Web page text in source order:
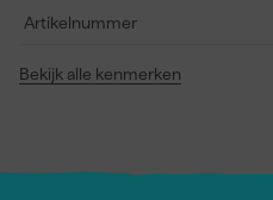
Artikelnummer
Bekijk alle kenmerken